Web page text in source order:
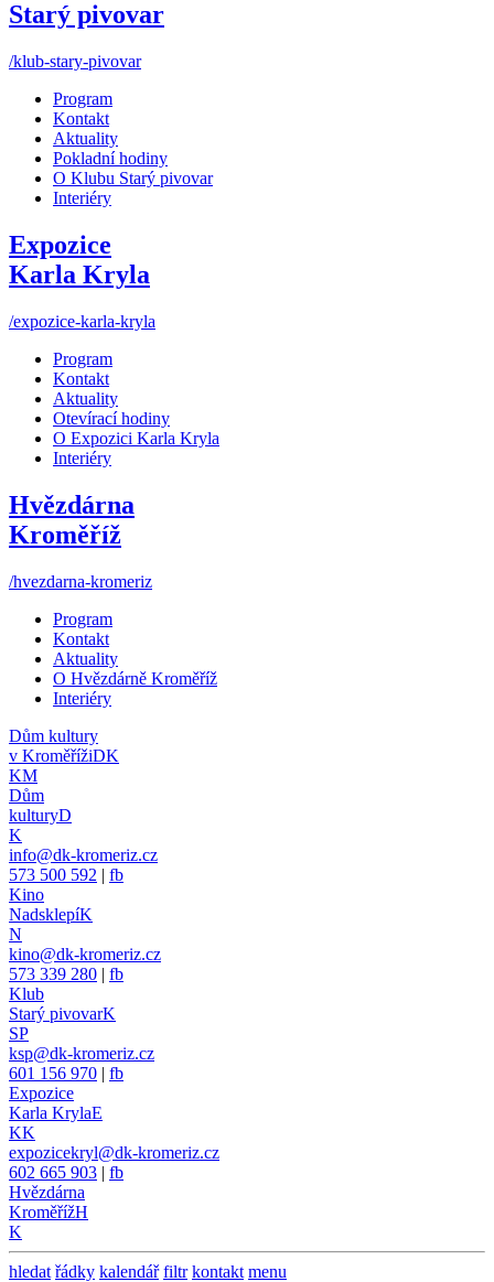
Starý pivovar
/klub-stary-pivovar
Program
Kontakt
Aktuality
Pokladní hodiny
O Klubu Starý pivovar
Interiéry
Expozice
Karla Kryla
/expozice-karla-kryla
Program
Kontakt
Aktuality
Otevírací hodiny
O Expozici Karla Kryla
Interiéry
Hvězdárna
Kroměříž
/hvezdarna-kromeriz
Program
Kontakt
Aktuality
O Hvězdárně Kroměříž
Interiéry
Dům kultury
v KroměřížiDK
KM
Dům
kulturyD
K
info@dk-kromeriz.cz
573 500 592 | fb
Kino
NadsklepíK
N
kino@dk-kromeriz.cz
573 339 280 | fb
Klub
Starý pivovarK
SP
ksp@dk-kromeriz.cz
601 156 970 | fb
Expozice
Karla KrylaE
KK
expozicekryl@dk-kromeriz.cz
602 665 903 | fb
Hvězdárna
KroměřížH
K
hledat řádky kalendář filtr kontakt menu